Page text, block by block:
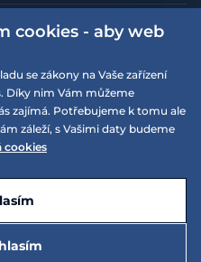
klubu
údajů
SIMPLIA.cz
cookies - aby web
se zákony na Vaše zařízení
Díky nim Vám můžeme
zajímá. Potřebujeme k tomu ale
záleží, s Vašimi daty budeme
cookies